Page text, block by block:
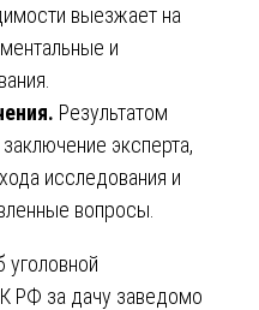
выезжает на
и
Результатом
эксперта,
исследования и
вопросы.
РФ за дачу заведомо